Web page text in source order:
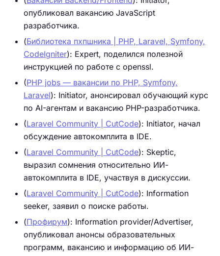
опубликовал вакансию JavaScript
разработчика.
(Библиотека пхпшника | PHP, Laravel, Symfony,
CodeIgniter): Expert, поделился полезной
инструкцией по работе с openssl.
(PHP jobs — вакансии по PHP, Symfony,
Laravel): Initiator, анонсировал обучающий курс
по AI-агентам и вакансию PHP-разработчика.
(Laravel Community | CutCode): Initiator, начал
обсуждение автокомплита в IDE.
(Laravel Community | CutCode): Skeptic,
выразил сомнения относительно ИИ-
автокомплита в IDE, участвуя в дискуссии.
(Laravel Community | CutCode): Information
seeker, заявил о поиске работы.
(Профирум): Information provider/Advertiser,
опубликовал анонсы образовательных
программ, вакансию и информацию об ИИ-